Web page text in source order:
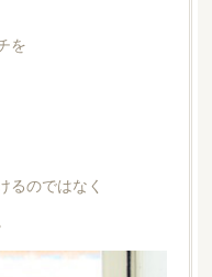
を
るのではなく